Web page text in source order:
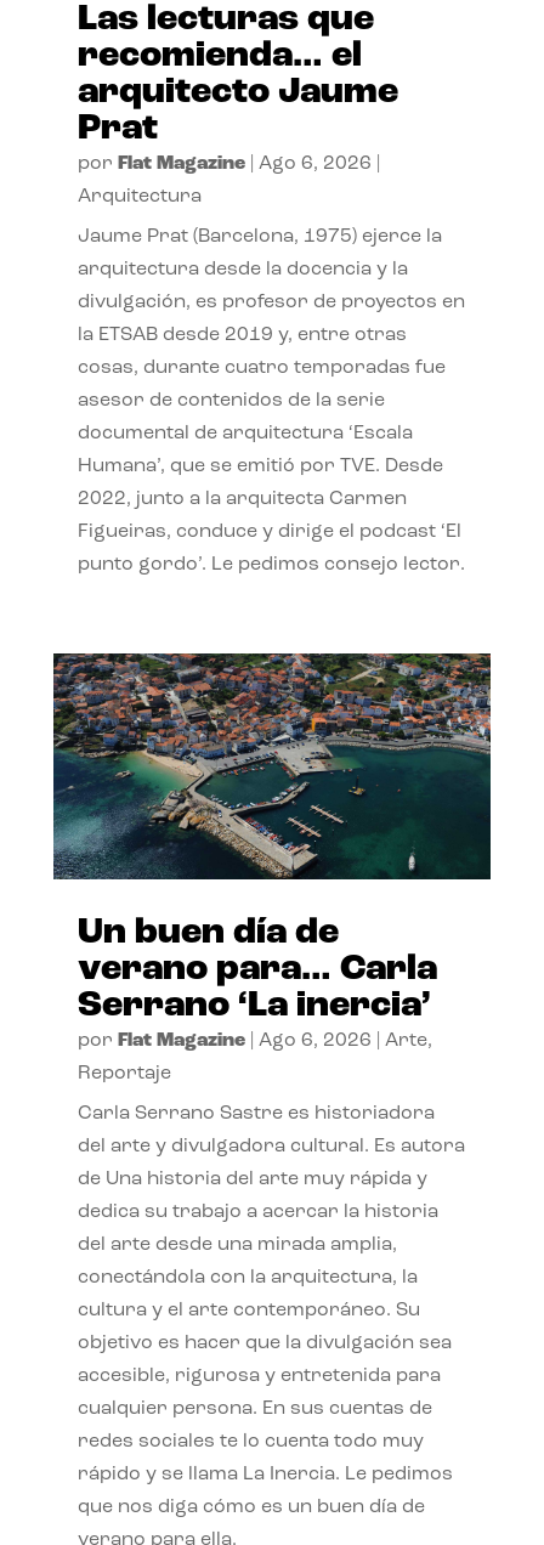
Las lecturas que
recomienda… el
arquitecto Jaume
Prat
por Flat Magazine| Ago 6, 2026
Arquitectura
Jaume Prat (Barcelona, 1975) ejerce la
arquitectura desde la docencia y la
divulgación, es profesor de proyectos en
la ETSAB desde 2019 y, entre otras
cosas, durante cuatro temporadas fue
asesor de contenidos de la serie
documental de arquitectura ‘Escala
Humana’, que se emitió por TVE. Desde
2022, junto a la arquitecta Carmen
Figueiras, conduce y dirige el podcast ‘El
punto gordo’. Le pedimos consejo lector.
Un buen día de
verano para… Carla
Serrano ‘La inercia’
por Flat Magazine| Ago 6, 2026 Arte,
Reportaje
Carla Serrano Sastre es historiadora
del arte y divulgadora cultural. Es autora
de Una historia del arte muy rápida y
dedica su trabajo a acercar la historia
del arte desde una mirada amplia,
conectándola con la arquitectura, la
cultura y el arte contemporáneo. Su
objetivo es hacer que la divulgación sea
accesible, rigurosa y entretenida para
cualquier persona. En sus cuentas de
redes sociales te lo cuenta todo muy
rápido y se llama La Inercia. Le pedimos
que nos diga cómo es un buen día de
verano para ella.